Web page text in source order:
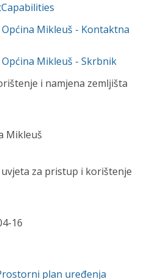
Općina Mikleuš - Kontaktna
Općina Mikleuš - Skrbnik
i namjena zemljišta
Mikleuš
za pristup i korištenje
16
plan uređenja